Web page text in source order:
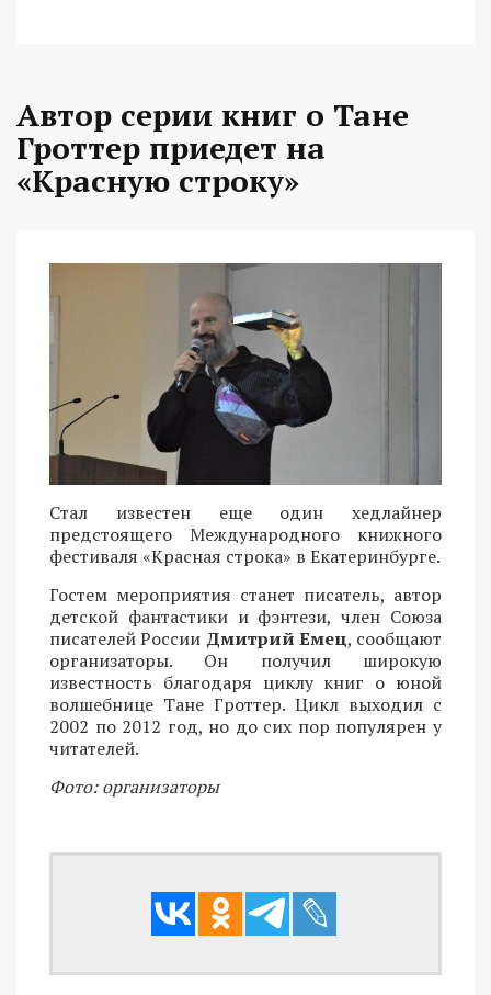
Автор серии книг о Тане
Гроттер приедет на
«Красную строку»
Стал известен еще один хедлайнер
предстоящего Международного книжного
фестиваля «Красная строка» в Екатеринбурге.
Гостем мероприятия станет писатель, автор
детской фантастики и фэнтези, член Союза
писателей России Дмитрий Емец, сообщают
организаторы. Он получил широкую
известность благодаря циклу книг о юной
волшебнице Тане Гроттер. Цикл выходил с
2002 по 2012 год, но до сих пор популярен у
читателей.
Фото: организаторы